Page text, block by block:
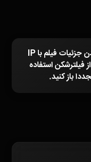
⚠️ لطفا برای دسترسی بیشتر و دیدن جزئیات فیلم با IP
فیلترشکن استفاده
باز کنید.